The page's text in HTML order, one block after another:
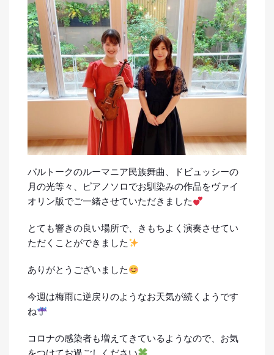
バルトークのルーマニア民族舞曲、ドビュッシーの
月の光等々、ピアノソロでお馴染みの作品をヴァイ
オリン版でご一緒させていただきました
とても響きの良い場所で、きもちよく演奏させてい
ただくことができました
ありがとうございました
今週は梅雨に逆戻りのようなお天気が続くようです
ね
コロナの感染者も増えてきているようなので、お気